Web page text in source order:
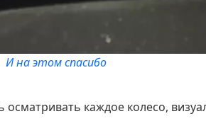
И на этом спасибо
каждое колесо,